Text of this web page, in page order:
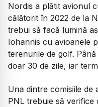
Nordis a plătit avionul
călătorit în 2022 de la
trebui să facă lumină
Iohannis cu avioanele
terenurile de golf.
doar 30 de zile, iar
Una dintre comisiile de
PNL trebuie să